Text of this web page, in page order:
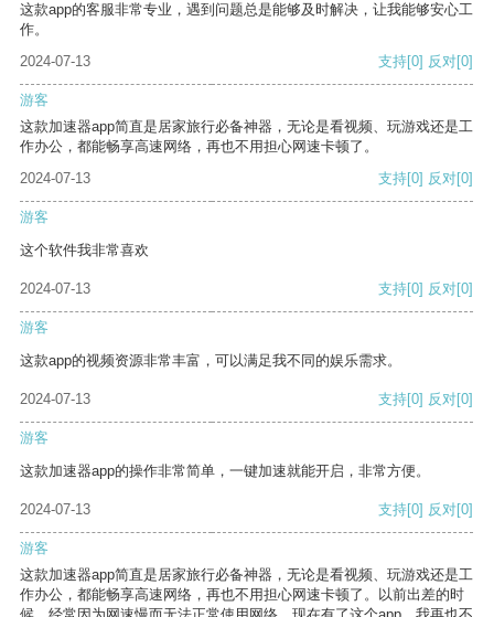
这款app的客服非常专业，遇到问题总是能够及时解决，让我能够安心工
作。
2024-07-13
支持[0] 反对[0]
游客
这款加速器app简直是居家旅行必备神器，无论是看视频、玩游戏还是工
作办公，都能畅享高速网络，再也不用担心网速卡顿了。
2024-07-13
支持[0] 反对[0]
游客
这个软件我非常喜欢
2024-07-13 支持[0] 反对[0]
游客
这款app的视频资源非常丰富，可以满足我不同的娱乐需求。
2024-07-13 支持[0] 反对[0]
游客
这款加速器app的操作非常简单，一键加速就能开启，非常方便。
2024-07-13 支持[0] 反对[0]
游客
这款加速器app简直是居家旅行必备神器，无论是看视频、玩游戏还是工
作办公，都能畅享高速网络，再也不用担心网速卡顿了。以前出差的时